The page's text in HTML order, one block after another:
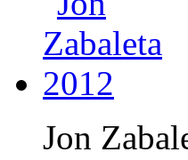
Jon